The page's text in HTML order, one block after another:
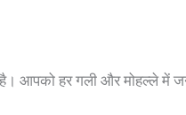
है। आपको हर गली और मोहल्ले में